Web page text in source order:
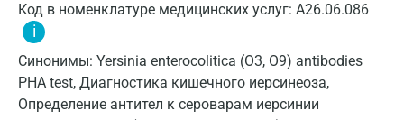
Код в номенклатуре медицинских услуг: A26.06.086
i
Синонимы: Yersinia enterocolitica (O3, O9) antibodies
PHA test, Диагностика кишечного иерсинеоза,
Определение антител к сероварам иерсинии